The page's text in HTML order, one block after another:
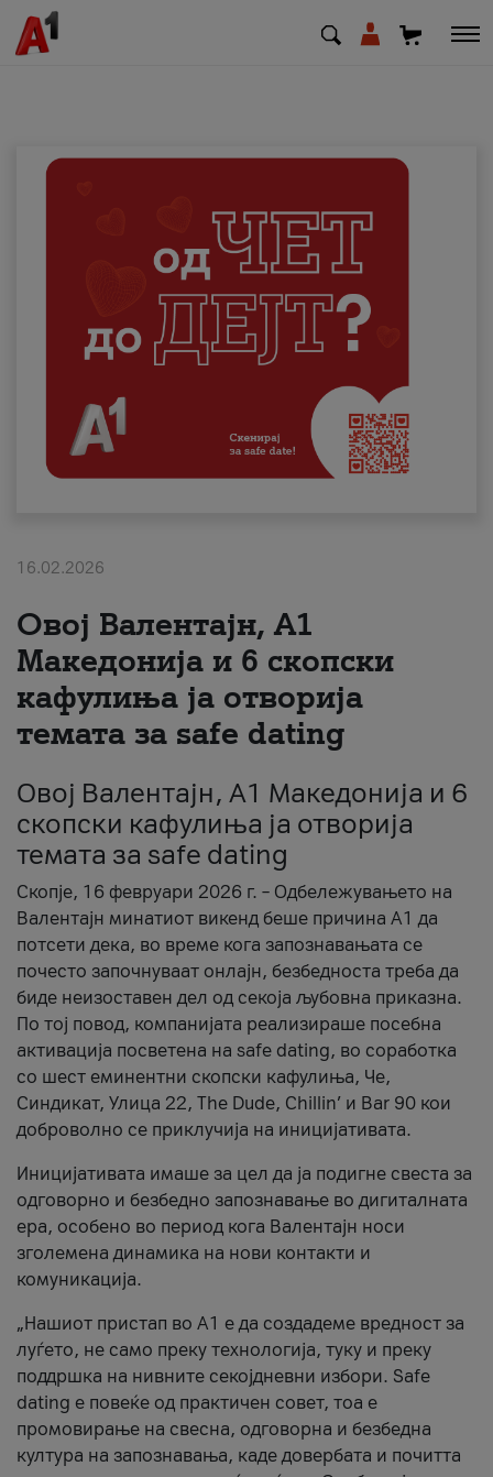
Деловни
Поддршка
Надополни кредит
Плати сметка
#ПодобарОнлајн
16.02.2026
Овој Валентајн, A1
Македонија и 6 скопски
кафулиња ја отворија
темата за safe dating
Овој Валентајн, A1 Македонија и 6
скопски кафулиња ја отворија
темата за safe dating
Скопје, 16 февруари 2026 г. – Одбележувањето на
Валентајн минатиот викенд беше причина А1 да
потсети дека, во време кога запознавањата се
почесто започнуваат онлајн, безбедноста треба да
биде неизоставен дел од секоја љубовна приказна.
По тој повод, компанијата реализираше посебна
активација посветена на safe dating, во соработка
со шест еминентни скопски кафулиња, Че,
Синдикат, Улица 22, The Dude, Chillin’ и Bar 90 кои
доброволно се приклучија на иницијативата.
Иницијативата имаше за цел да ја подигне свеста за
одговорно и безбедно запознавање во дигиталната
ера, особено во период кога Валентајн носи
зголемена динамика на нови контакти и
комуникација.
„Нашиот пристап во А1 е да создадеме вредност за
луѓето, не само преку технологија, туку и преку
поддршка на нивните секојдневни избори. Safe
dating е повеќе од практичен совет, тоа е
промовирање на свесна, одговорна и безбедна
култура на запознавања, каде довербата и почитта